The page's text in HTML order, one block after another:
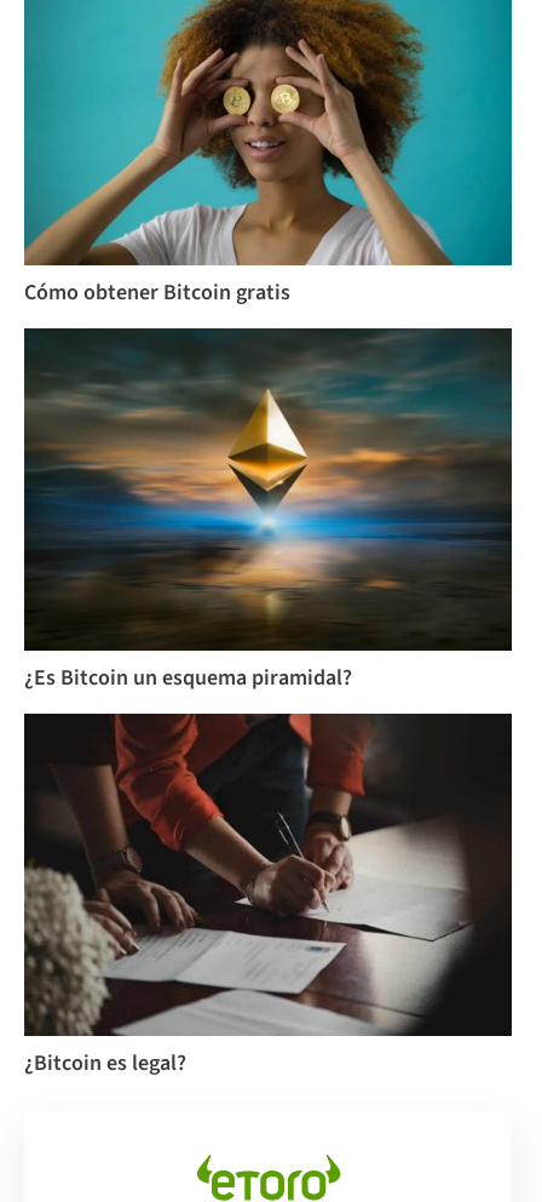
Cómo obtener Bitcoin gratis
¿Es Bitcoin un esquema piramidal?
¿Bitcoin es legal?